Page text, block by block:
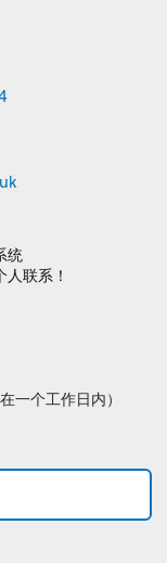
统
联系！
一个工作日内）